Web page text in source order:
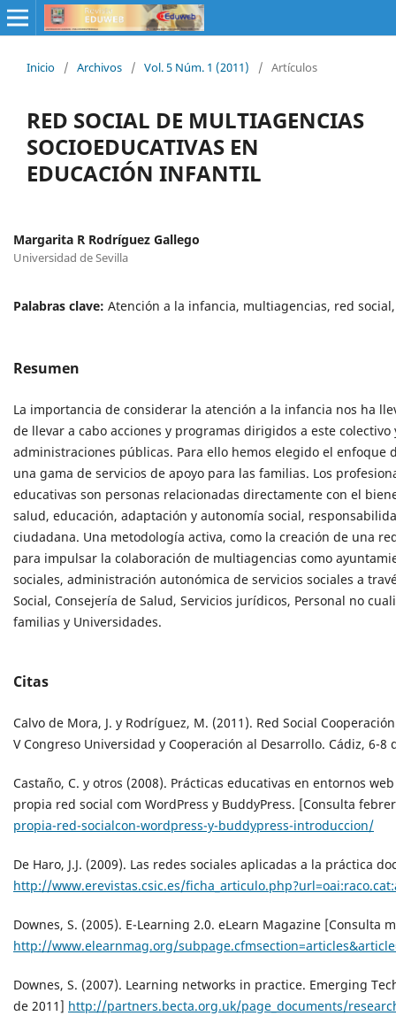
Inicio / Archivos / Vol. 5 Núm. 1 (2011) / Artículos
RED SOCIAL DE MULTIAGENCIAS
SOCIOEDUCATIVAS EN
EDUCACIÓN INFANTIL
Margarita R Rodríguez Gallego
Universidad de Sevilla
Palabras clave: Atención a la infancia, multiagencias, red
Resumen
La importancia de considerar la atención a la infancia nos ha
de llevar a cabo acciones y programas dirigidos a este
administraciones públicas. Para ello hemos elegido el enfoque
una gama de servicios de apoyo para las familias. Los
educativas son personas relacionadas directamente con el
salud, educación, adaptación y autonomía social,
ciudadana. Una metodología activa, como la creación de una
para impulsar la colaboración de multiagencias como
sociales, administración autonómica de servicios sociales a
Social, Consejería de Salud, Servicios jurídicos, Personal no
familias y Universidades.
Citas
Calvo de Mora, J. y Rodríguez, M. (2011). Red Social
V Congreso Universidad y Cooperación al Desarrollo. Cádiz, 6-8
Castaño, C. y otros (2008). Prácticas educativas en entornos
propia red social com WordPress y BuddyPress. [Consulta
propia-red-socialcon-wordpress-y-buddypress-introduccion/
De Haro, J.J. (2009). Las redes sociales aplicadas a la práctica
http://www.erevistas.csic.es/
Downes, S. (2005). E-Learning 2.0. eLearn Magazine [Consulta
http://www.elearnmag.org/
Downes, S. (2007). Learning networks in practice. Emerging
de 2011] http://partners.becta.org.uk/page_documents/